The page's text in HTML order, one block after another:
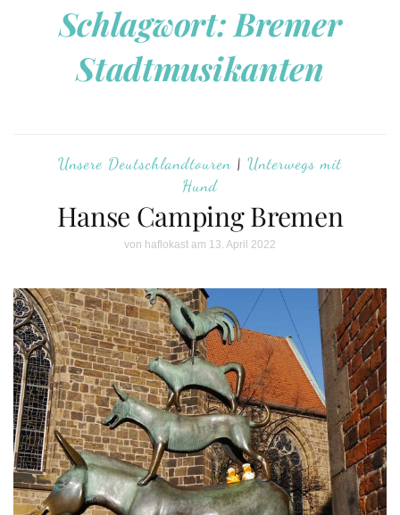
Schlagwort: Bremer
Stadtmusikanten
Unsere Deutschlandtouren | Unterwegs mit
Hund
Hanse Camping Bremen
von haflokast am 13. April 2022